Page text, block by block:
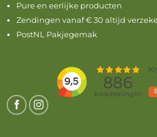
Pure en eerlijke producten
Zendingen vanaf € 30 altijd
PostNL Pakjegemak